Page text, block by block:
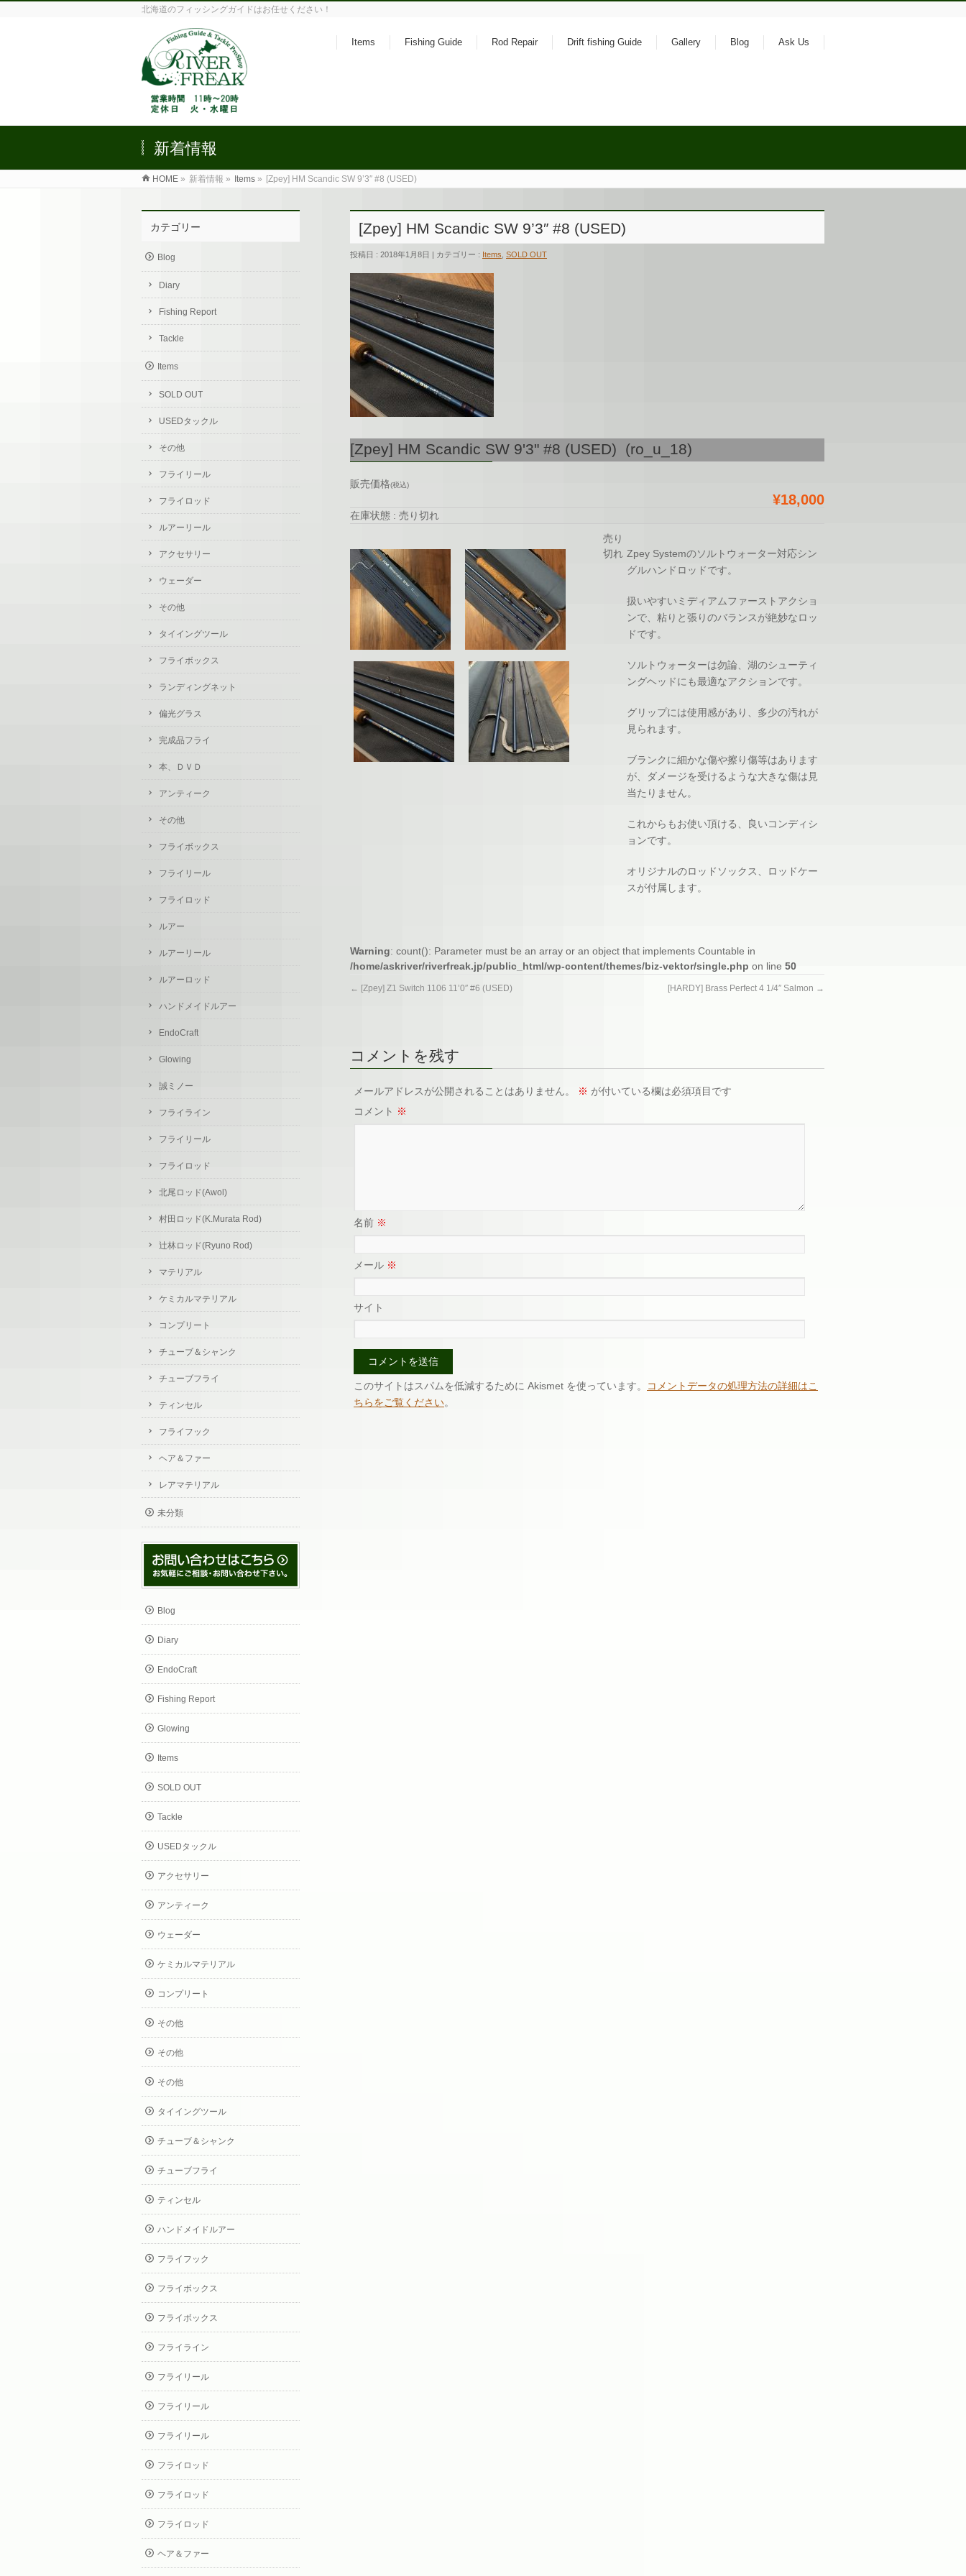
北海道のフィッシングガイドはお任せください！
Items Fishing Guide Rod Repair Drift fishing Guide Gallery Blog Ask Us
新着情報
HOME » 新着情報 » Items » [Zpey] HM Scandic SW 9’3″ #8 (USED)
[Zpey] HM Scandic SW 9’3″ #8 (USED)
投稿日 : 2018年1月8日 | カテゴリー : Items SOLD OUT
[Zpey] HM Scandic SW 9'3" #8 (USED) (ro_u_18)
販売価格(税込)
¥18,000
在庫状態 : 売り切れ
Zpey Systemのソルトウォーター対応シン
グルハンドロッドです。
扱いやすいミディアムファーストアクショ
ンで、粘りと張りのバランスが絶妙なロッ
ドです。
ソルトウォーターは勿論、湖のシューティ
ングヘッドにも最適なアクションです。
グリップには使用感があり、多少の汚れが
見られます。
ブランクに細かな傷や擦り傷等はあります
が、ダメージを受けるような大きな傷は見
当たりません。
これからもお使い頂ける、良いコンディシ
ョンです。
オリジナルのロッドソックス、ロッドケー
スが付属します。
売り
切れ
Warning: count(): Parameter must be an array or an object that implements Countable in
/home/askriver/riverfreak.jp/public_html/wp-content/themes/biz-vektor/single.php on line 50
← [Zpey] Z1 Switch 1106 11’0″ #6 (USED) [HARDY] Brass Perfect 4 1/4″ Salmon →
コメントを残す
メールアドレスが公開されることはありません。 ※ が付いている欄は必須項目です
コメント ※
名前 ※
メール ※
サイト
このサイトはスパムを低減するために Akismet を使っています。
コメントデータの処理方法の詳細はこ
ちらをご覧ください。
カテゴリー
Blog
Diary
Fishing Report
Tackle
Items
SOLD OUT
USEDタックル
その他
フライリール
フライロッド
ルアーリール
アクセサリー
ウェーダー
その他
タイイングツール
フライボックス
ランディングネット
偏光グラス
完成品フライ
本、ＤＶＤ
アンティーク
その他
フライボックス
フライリール
フライロッド
ルアー
ルアーリール
ルアーロッド
ハンドメイドルアー
EndoCraft
Glowing
誠ミノー
フライライン
フライリール
フライロッド
北尾ロッド(Awol)
村田ロッド(K.Murata Rod)
辻林ロッド(Ryuno Rod)
マテリアル
ケミカルマテリアル
コンプリート
チューブ＆シャンク
チューブフライ
ティンセル
フライフック
ヘア＆ファー
レアマテリアル
未分類
Blog
Diary
EndoCraft
Fishing Report
Glowing
Items
SOLD OUT
Tackle
USEDタックル
アクセサリー
アンティーク
ウェーダー
ケミカルマテリアル
コンプリート
その他
その他
その他
タイイングツール
チューブ＆シャンク
チューブフライ
ティンセル
ハンドメイドルアー
フライフック
フライボックス
フライボックス
フライライン
フライリール
フライリール
フライリール
フライロッド
フライロッド
フライロッド
ヘア＆ファー